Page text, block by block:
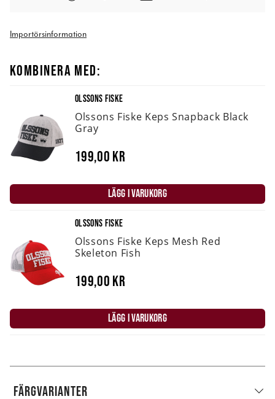
Importörsinformation
KOMBINERA MED:
OLSSONS FISKE
Olssons Fiske Keps Snapback Black
Gray
199,00 kr
LÄGG I VARUKORG
OLSSONS FISKE
Olssons Fiske Keps Mesh Red
Skeleton Fish
199,00 kr
LÄGG I VARUKORG
FÄRGVARIANTER